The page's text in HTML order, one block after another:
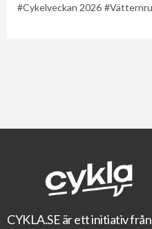
Cykelveckan 2026
CYKLA.SEär ett initiativ från